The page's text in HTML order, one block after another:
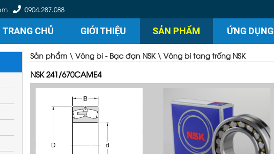
0904.287.088
TRANG CHỦ GIỚI THIỆU SẢN PHẨM ỨNG DỤNG
Sản phẩm \ Vòng bi - Bạc đạn NSK\ Vòng bi tang trống NSK
NSK 241/670CAME4